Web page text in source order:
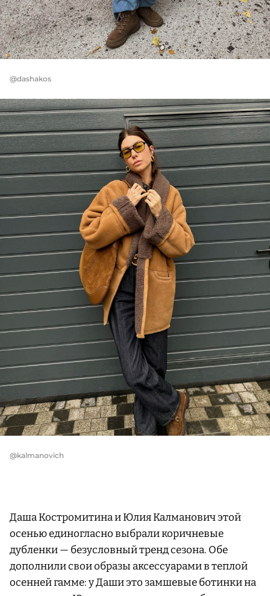
@dashakos
@kalmanovich
Даша Костромитина и Юлия Калманович этой
осенью единогласно выбрали коричневые
дубленки — безусловный тренд сезона. Обе
дополнили свои образы аксессуарами в теплой
осенней гамме: у Даши это замшевые ботинки на